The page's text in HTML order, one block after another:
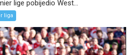
lige pobijedio West...
liga